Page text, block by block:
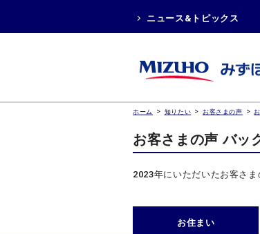
ニュース&トピックス
ホーム > 知りたい > お客さまの声 >
お客さまの声 バッ
2023年にいただいたお客さま
お住まい